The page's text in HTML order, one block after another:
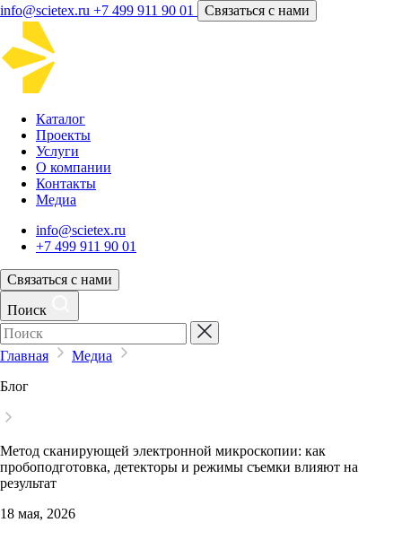
info@scietex.ru +7 499 911 90 01 Связаться с нами
Каталог
Проекты
Услуги
О компании
Контакты
Медиа
info@scietex.ru
+7 499 911 90 01
Связаться с нами
Поиск
Главная
Медиа
Блог
Метод сканирующей электронной микроскопии: как
пробоподготовка, детекторы и режимы съемки влияют на
результат
18 мая, 2026